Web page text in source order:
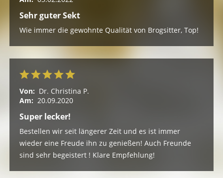
Sehr guter Sekt
Wie immer die gewohnte Qualität von Brogsitter, Top!
Von: Dr. Christina P.
Am: 20.09.2020
Super lecker!
Bestellen wir seit längerer Zeit und es ist immer
wieder eine Freude ihn zu genießen! Auch Freunde
sind sehr begeistert ! Klare Empfehlung!